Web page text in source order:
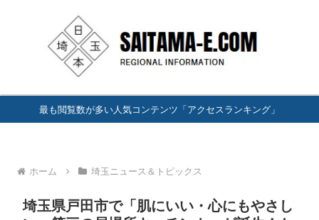
最も閲覧数が多い人気コンテンツ「アクセスランキング」
ホーム 埼玉ニュース＆トピックス
埼玉県戸田市で「肌にいい・心にもやさし